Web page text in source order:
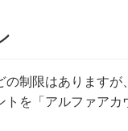
制限はありますが、
を「アルファア